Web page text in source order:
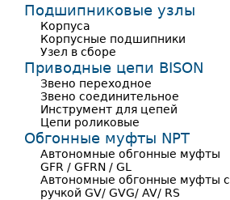
Подшипниковые узлы
Корпуса
Корпусные подшипники
Узел в сборе
Приводные цепи BISON
Звено переходное
Звено соединительное
Инструмент для цепей
Цепи роликовые
Обгонные муфты NPT
Автономные обгонные муфты
GFR / GFRN / GL
Автономные обгонные муфты с
ручкой GV/ GVG/ AV/ RS